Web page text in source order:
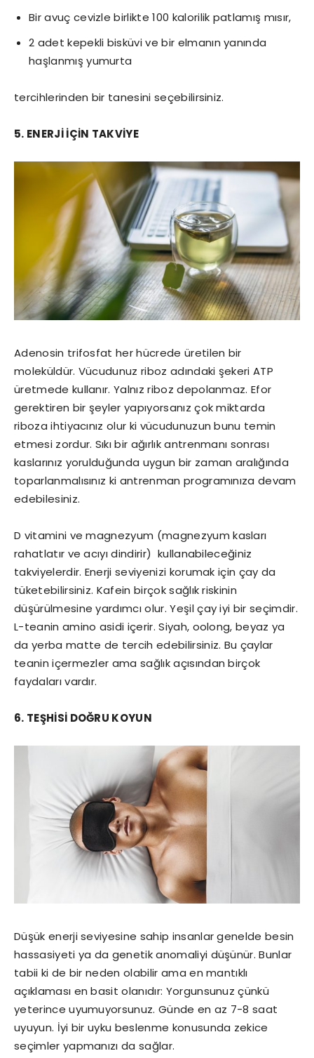
Bir avuç cevizle birlikte 100 kalorilik patlamış mısır,
2 adet kepekli bisküvi ve bir elmanın yanında
haşlanmış yumurta
tercihlerinden bir tanesini seçebilirsiniz.
5. ENERJİ İÇİN TAKVİYE
Adenosin trifosfat her hücrede üretilen bir
moleküldür. Vücudunuz riboz adındaki şekeri ATP
üretmede kullanır. Yalnız riboz depolanmaz. Efor
gerektiren bir şeyler yapıyorsanız çok miktarda
riboza ihtiyacınız olur ki vücudunuzun bunu temin
etmesi zordur. Sıkı bir ağırlık antrenmanı sonrası
kaslarınız yorulduğunda uygun bir zaman aralığında
toparlanmalısınız ki antrenman programınıza devam
edebilesiniz.
D vitamini ve magnezyum (magnezyum kasları
rahatlatır ve acıyı dindirir) kullanabileceğiniz
takviyelerdir. Enerji seviyenizi korumak için çay da
tüketebilirsiniz. Kafein birçok sağlık riskinin
düşürülmesine yardımcı olur. Yeşil çay iyi bir seçimdir.
L-teanin amino asidi içerir. Siyah, oolong, beyaz ya
da yerba matte de tercih edebilirsiniz. Bu çaylar
teanin içermezler ama sağlık açısından birçok
faydaları vardır.
6. TEŞHİSİ DOĞRU KOYUN
Düşük enerji seviyesine sahip insanlar genelde besin
hassasiyeti ya da genetik anomaliyi düşünür. Bunlar
tabii ki de bir neden olabilir ama en mantıklı
açıklaması en basit olanıdır: Yorgunsunuz çünkü
yeterince uyumuyorsunuz. Günde en az 7-8 saat
uyuyun. İyi bir uyku beslenme konusunda zekice
seçimler yapmanızı da sağlar.